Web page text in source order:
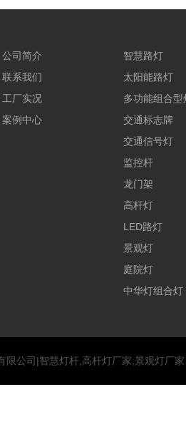
公司简介
联系我们
工厂实况
案例中心
智慧路灯
太阳能路灯
多功能组合型
交通标志牌
交通信号灯
监控杆
龙门架
高杆灯
LED路灯
景观灯
庭院灯
中华灯组合灯
限公司|智慧灯杆,高杆灯厂家,景观灯厂家